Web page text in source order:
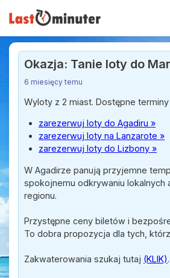
Okazja: Tanie loty do
6 miesięcy temu
Wyloty z 2 miast. Dostępne
zarezerwuj loty do Agadiru »
zarezerwuj loty na Lanzarote »
zarezerwuj loty do Lizbony »
W Agadirze panują przyjemne
spokojnemu odkrywaniu lokalnych
regionu.
Przystępne ceny biletów i
To dobra propozycja dla tych,
Zakwaterowania szukaj tutaj (KLIK).